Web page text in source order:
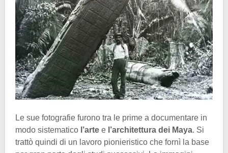
Le sue fotografie furono tra le prime a documentare in
modo sistematico l’arte e l’architettura dei Maya. Si
trattò quindi di un lavoro pionieristico che fornì la base